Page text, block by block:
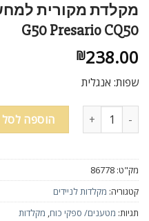
G50 Presario CQ50
₪238.00
שפות: אנגלית
כמות של מקלדת מקורית למחשב נייד HP Compaq G50 Presario CQ50
הוספה לסל
מק"ט: 86778
קטגוריה: מקלדות לניידים
תגיות: מטענים/ ספקי כוח, מקלדות